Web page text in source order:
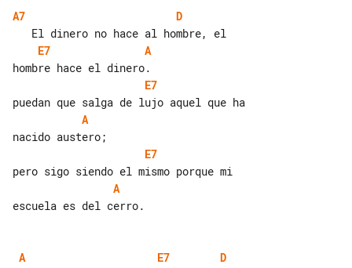
A7
D
E7
A
E7
A
E7
A
escuela es del cerro.
A E7
D